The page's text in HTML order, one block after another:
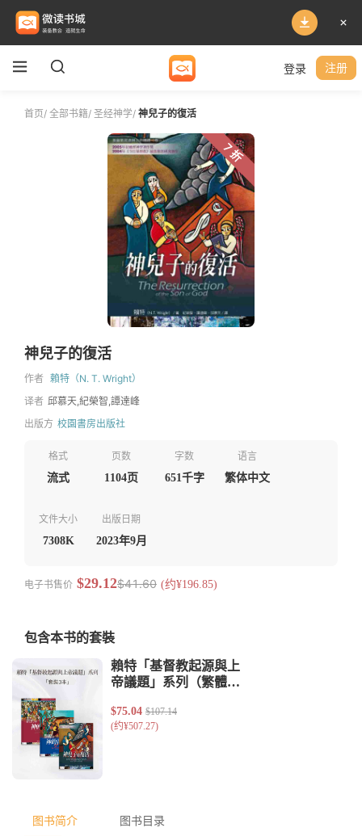
登录 注册
首页/ 全部书籍/ 圣经神学/ 神兒子的復活
7 折
神兒子的復活
作者 賴特（N. T. Wright）
译者 邱慕天,紀榮智,譚達峰
出版方 校園書房出版社
格式
流式
页数
1104页
字数
651千字
语言
繁体中文
文件大小
7308K
出版日期
2023年9月
电子书售价 $29.12$41.60 (约¥196.85)
包含本书的套裝
图书简介 图书目录